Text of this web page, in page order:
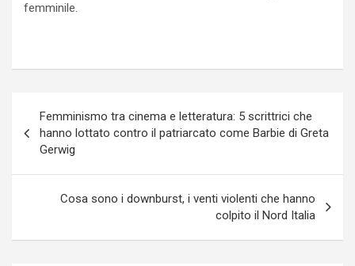
femminile.
articoli
Femminismo tra cinema e letteratura: 5 scrittrici che
hanno lottato contro il patriarcato come Barbie di Greta
Gerwig
Cosa sono i downburst, i venti violenti che hanno
colpito il Nord Italia